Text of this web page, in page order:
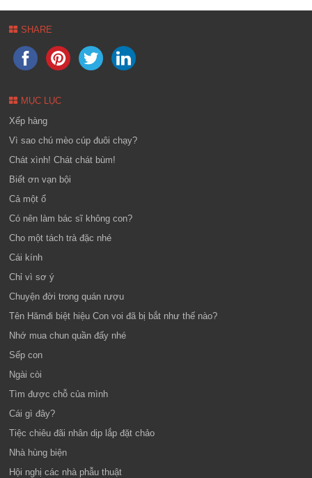
SHARE
MỤC LỤC
Xếp hàng
Vì sao chú mèo cúp đuôi chạy?
Chát xình! Chát chát bùm!
Biết ơn vạn bội
Cả một ổ
Có nên làm bác sĩ không con?
Cho một tách trà đặc nhé
Cái kính
Chỉ vì sơ ý
Chuyện đời trong quán rượu
Tên Hămđi biệt hiệu Con voi đã bị bắt như thế nào?
Nhớ mua chun quần đấy nhé
Sếp con
Ngài còi
Tìm được chỗ của mình
Cái gì đây?
Tiệc chiêu đãi nhân dịp lắp đặt chảo
Nhà hùng biện
Hội nghị các nhà phẫu thuật